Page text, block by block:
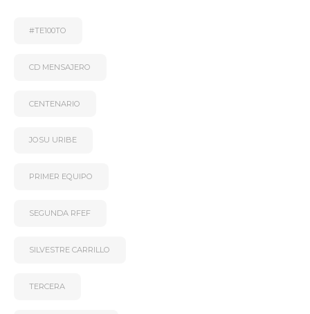
#TE100TO
CD MENSAJERO
CENTENARIO
JOSU URIBE
PRIMER EQUIPO
SEGUNDA RFEF
SILVESTRE CARRILLO
TERCERA